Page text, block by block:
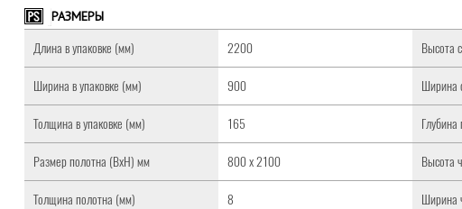
РАЗМЕРЫ
Длина в упаковке (мм) 2200 Высота
Ширина в упаковке (мм) 900 Ширина
Толщина в упаковке (мм) 165
Размер полотна (ВxH) мм 800 x 2100 Высота
Толщина полотна (мм) 8 Ширина